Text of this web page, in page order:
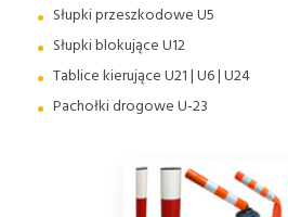
Słupki przeszkodowe U5
Słupki blokujące U12
Tablice kierujące U21 | U6 | U24
Pachołki drogowe U-23